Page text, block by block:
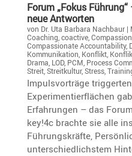
Forum „Fokus
neue Antworten
von Dr. Uta Barbara Nachbaur|
Coaching coactive, Compassion
Compassionate Accountability,
Kommunikation Konflikt,
Drama LOD, PCM Process
Streit, Streitkultur, Stress,
Impulsvorträge
Experimentierflächen
Erfahrungen – das
key!4c brachte sie alle
Führungskräfte,
unterschiedlichstem